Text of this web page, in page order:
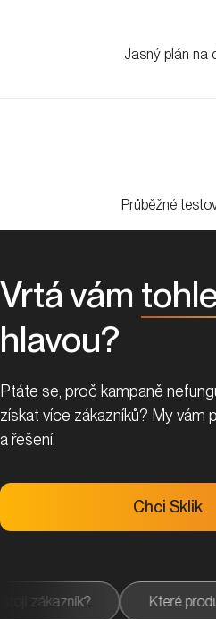
Jasný plán na
Průběžné
Vrtá vám
hlavou?
Ptáte se, proč kampaně
získat více zákazníků? My vám
a řešení.
Chci Sklik
mám inzerovat?